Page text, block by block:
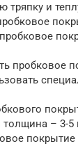
тряпку и
пробковое
толщина – 3-
покрытие